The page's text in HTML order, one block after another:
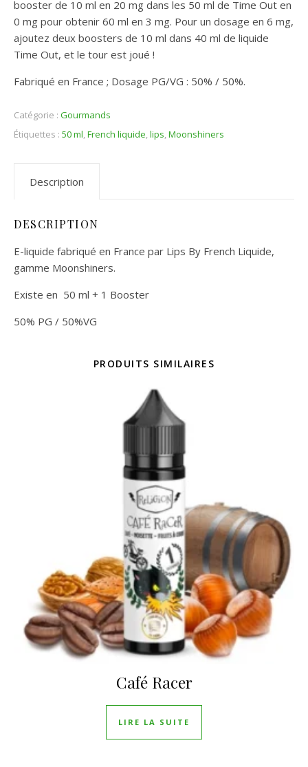
booster de 10 ml en 20 mg dans les 50 ml de Time Out en
0 mg pour obtenir 60 ml en 3 mg. Pour un dosage en 6 mg,
ajoutez deux boosters de 10 ml dans 40 ml de liquide
Time Out, et le tour est joué !
Fabriqué en France ; Dosage PG/VG : 50% / 50%.
Catégorie : Gourmands
Étiquettes : 50 ml,French liquide,lips,Moonshiners
Description
DESCRIPTION
E-liquide fabriqué en France par Lips By French Liquide,
gamme Moonshiners.
Existe en 50 ml + 1 Booster
50% PG / 50%VG
PRODUITS SIMILAIRES
Café Racer
LIRE LA SUITE